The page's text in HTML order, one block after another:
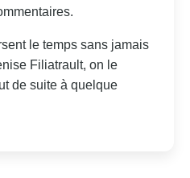
le temps sans jamais
Filiatrault, on le
de suite à quelque